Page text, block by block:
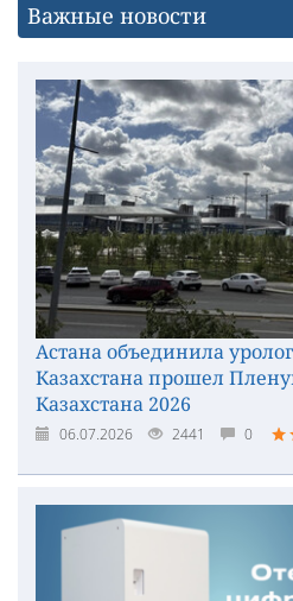
Важные новости
Астана объединила
Казахстана прошел
Казахстана 2026
06.07.2026 2441 0